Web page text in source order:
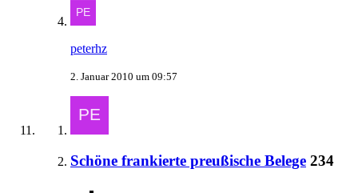
peterhz
2. Januar 2010 um 09:57
Schöne frankierte preußische Belege 234